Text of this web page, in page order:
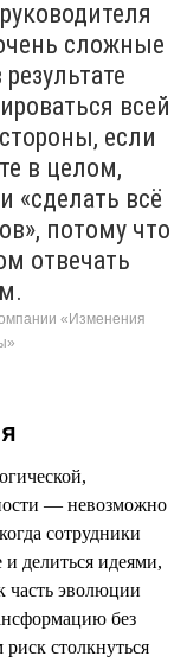
сложные
всей
если
в целом,
«сделать всё
потому что
отвечать
«Изменения
— невозможно
сотрудники
делиться идеями,
часть эволюции
без
столкнуться